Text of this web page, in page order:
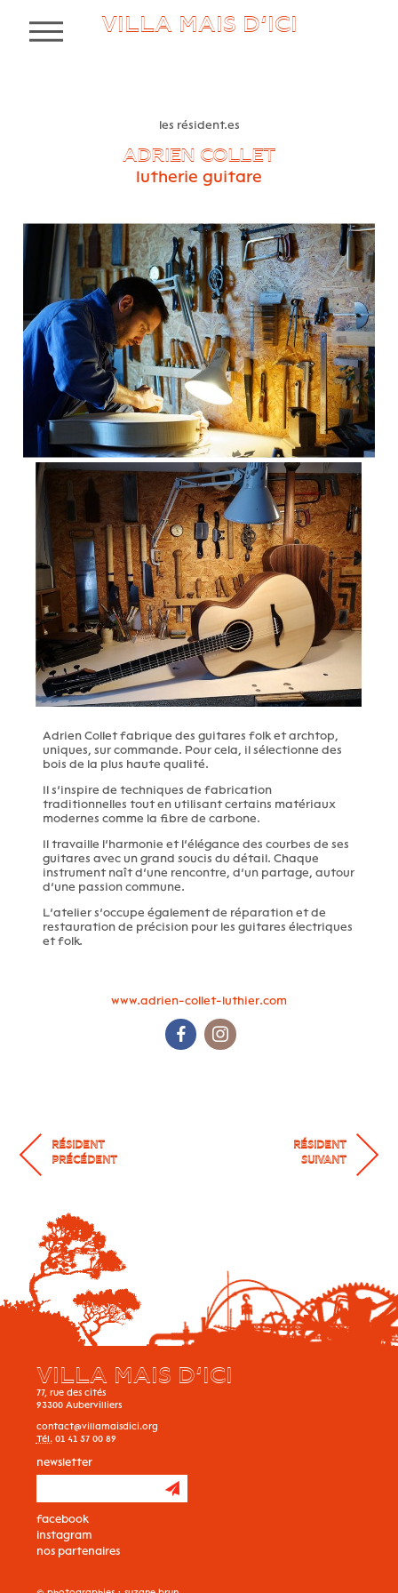
VILLA MAIS D’ICI
MENU
les résident.es
ADRIEN COLLET
lutherie guitare
Adrien Collet fabrique des guitares folk et archtop,
uniques, sur commande. Pour cela, il sélectionne des
bois de la plus haute qualité.
Il s’inspire de techniques de fabrication
traditionnelles tout en utilisant certains matériaux
modernes comme la fibre de carbone.
Il travaille l’harmonie et l’élégance des courbes de ses
guitares avec un grand soucis du détail. Chaque
instrument naît d’une rencontre, d’un partage, autour
d’une passion commune.
L’atelier s’occupe également de réparation et de
restauration de précision pour les guitares électriques
et folk.
www.adrien-collet-luthier.com
ADRIEN COLLET Facebook
RÉSIDENT
PRÉCÉDENT
RÉSIDENT
SUIVANT
newsletter
facebook
instagram
nos partenaires
VILLA MAIS D’ICI
77, rue des cités
93300 Aubervilliers
contact@villamaisdici.org
Tél. 01 41 57 00 89